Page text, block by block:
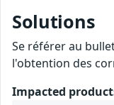
Solutions
Se référer au
l'obtention des
Impacted